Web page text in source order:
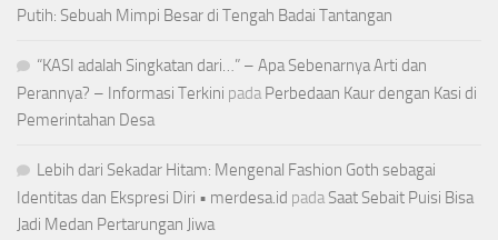
Putih: Sebuah Mimpi Besar di Tengah Badai Tantangan
“KASI adalah Singkatan dari…” – Apa Sebenarnya Arti dan
Perannya? – Informasi Terkini pada Perbedaan Kaur dengan Kasi di
Pemerintahan Desa
Lebih dari Sekadar Hitam: Mengenal Fashion Goth sebagai
Identitas dan Ekspresi Diri • merdesa.id pada Saat Sebait Puisi Bisa
Jadi Medan Pertarungan Jiwa